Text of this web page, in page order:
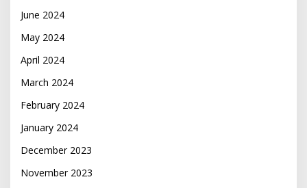
June 2024
May 2024
April 2024
March 2024
February 2024
January 2024
December 2023
November 2023